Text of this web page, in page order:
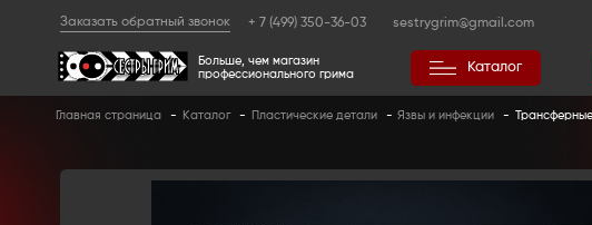
Заказать обратный звонок + 7 (499) 350-36-03
Больше, чем магазин
профессионального грима
Главная страница - Каталог - Пластические детали -